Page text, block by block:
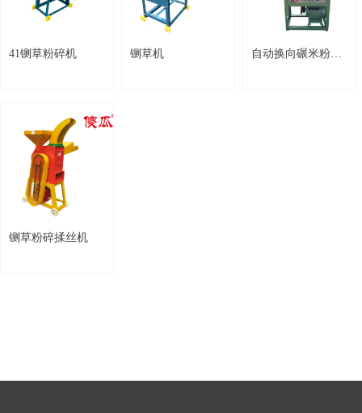
41铡草粉碎机 铡草机 自动换向碾米粉碎组合机
铡草粉碎揉丝机